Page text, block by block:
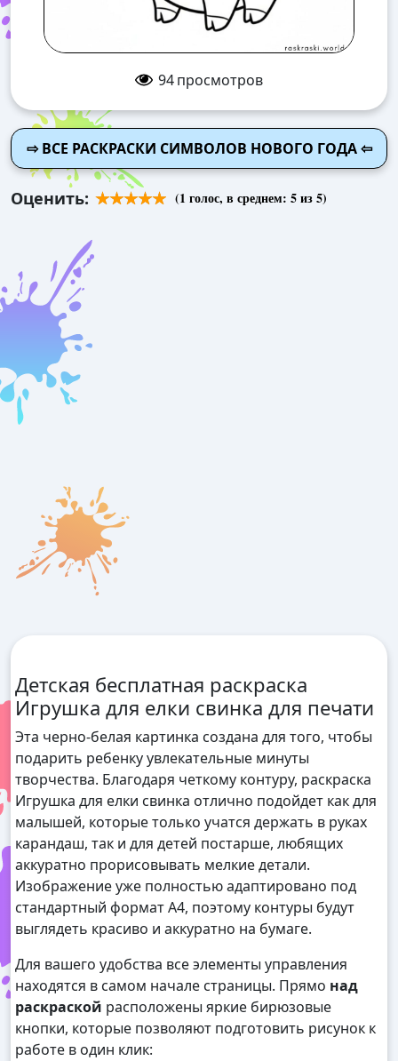
94просмотров
⇨ ВСЕ РАСКРАСКИ СИМВОЛОВ НОВОГО ГОДА ⇦
Оценить: (1 голос, в среднем: 5из 5)
Детская бесплатная раскраска
Игрушка для елки свинка для печати
Эта черно-белая картинка создана для того, чтобы
подарить ребенку увлекательные минуты
творчества. Благодаря четкому контуру, раскраска
Игрушка для елки свинка отлично подойдет как для
малышей, которые только учатся держать в руках
карандаш, так и для детей постарше, любящих
аккуратно прорисовывать мелкие детали.
Изображение уже полностью адаптировано под
стандартный формат А4, поэтому контуры будут
выглядеть красиво и аккуратно на бумаге.
Для вашего удобства все элементы управления
находятся в самом начале страницы. Прямо над
раскраской расположены яркие бирюзовые
кнопки, которые позволяют подготовить рисунок к
работе в один клик: